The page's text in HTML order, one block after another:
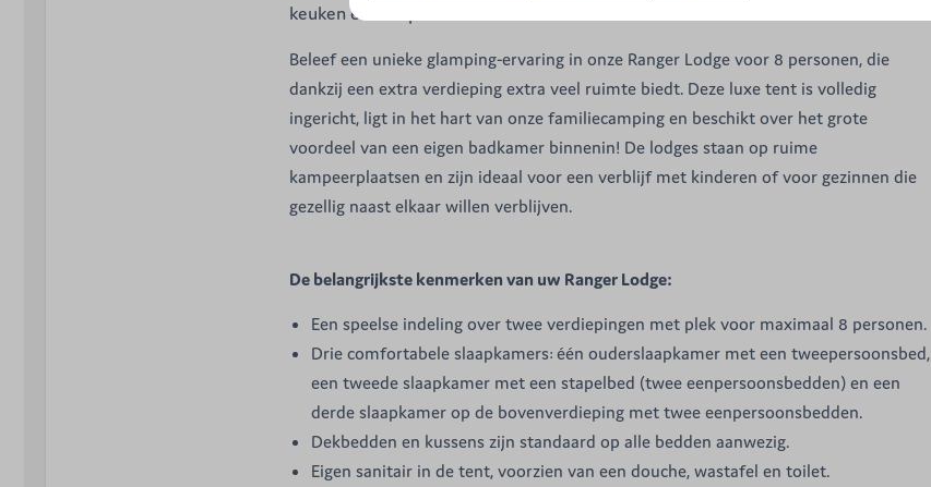
keuken en een pelletkachel.
Beleef een unieke glamping-ervaring in onze Ranger Lodge voor 8 personen, die
dankzij een extra verdieping extra veel ruimte biedt. Deze luxe tent is volledig
ingericht, ligt in het hart van onze familiecamping en beschikt over het grote
voordeel van een eigen badkamer binnenin! De lodges staan op ruime
kampeerplaatsen en zijn ideaal voor een verblijf met kinderen of voor gezinnen die
gezellig naast elkaar willen verblijven.
De belangrijkste kenmerken van uw Ranger Lodge:
Een speelse indeling over twee verdiepingen met plek voor maximaal 8 personen.
Drie comfortabele slaapkamers: één ouderslaapkamer met een tweepersoonsbed,
een tweede slaapkamer met een stapelbed (twee eenpersoonsbedden) en een
derde slaapkamer op de bovenverdieping met twee eenpersoonsbedden.
Dekbedden en kussens zijn standaard op alle bedden aanwezig.
Eigen sanitair in de tent, voorzien van een douche, wastafel en toilet.